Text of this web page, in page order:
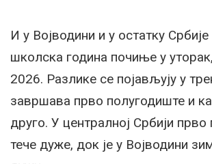
И у Војводини и у остатку
школска година почиње у
2026. Разлике се појављују у
завршава прво полугодиште и
друго. У централној Србији
тече дуже, док је у Војводини